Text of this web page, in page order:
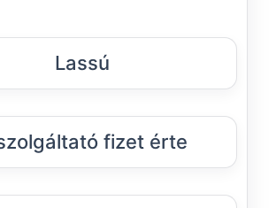
Lassú
fizet érte